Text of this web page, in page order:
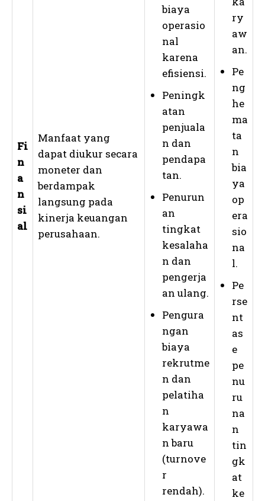
Fi
n
a
n
si
al
Manfaat yang
dapat diukur secara
moneter dan
berdampak
langsung pada
kinerja keuangan
perusahaan.
biaya
operasio
nal
karena
efisiensi.
Peningk
atan
penjuala
n dan
pendapa
tan.
Penurun
an
tingkat
kesalaha
n dan
pengerja
an ulang.
Pengura
ngan
biaya
rekrutme
n dan
pelatiha
n
karyawa
n baru
(turnove
r
rendah).
ry
aw
an.
Pe
ng
he
ma
ta
n
bia
ya
op
era
sio
na
l.
Pe
rse
nt
as
e
pe
nu
ru
na
n
tin
gk
at
ke